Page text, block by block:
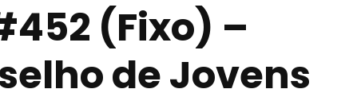
(Fixo) –
de Jovens